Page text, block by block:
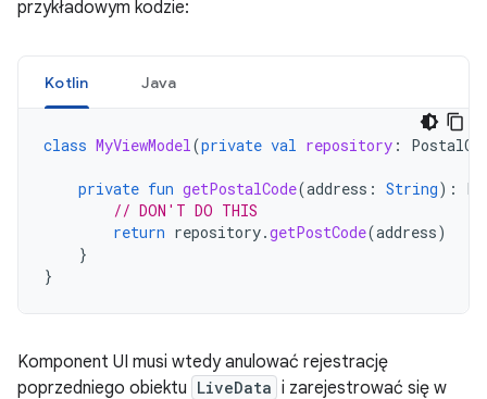
przykładowym kodzie:
Kotlin Java
class MyViewModel(private val repository :
private fun getPostalCode(address : String):
// DON'T DO THIS
return repository.getPostCode(address)
}
}
Komponent UI musi wtedy anulować rejestrację
poprzedniego obiektu LiveData i zarejestrować się w